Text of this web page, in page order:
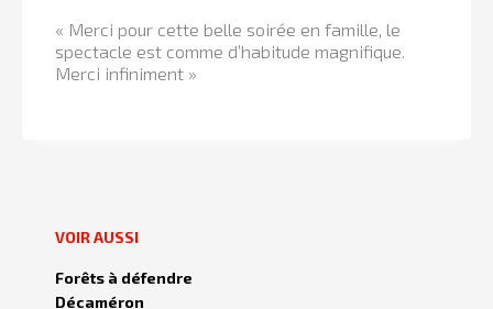
« Merci pour cette belle soirée en famille, le
spectacle est comme d’habitude magnifique.
Merci infiniment »
VOIR AUSSI
Forêts à défendre
Décaméron